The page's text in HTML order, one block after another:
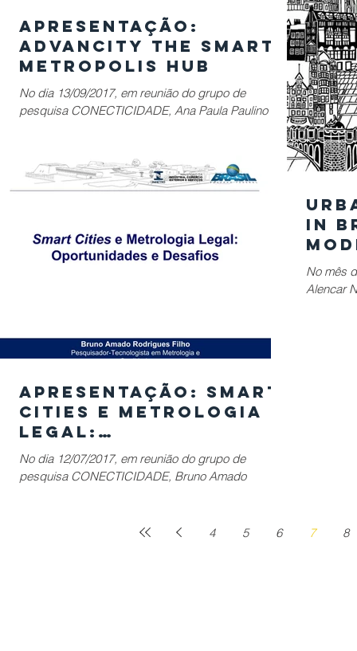
Apresentação:
ADVANCITY THE SMART
METROPOLIS HUB
No dia 13/09/2017, em reunião do grupo de
pesquisa CONECTICIDADE, Ana Paula Paulino da
in
the
No mês
Alencar
Apresentação: SMART
CITIES E METROLOGIA
LEGAL:
OPORTUNIDADES E
DESAFIOS
No dia 12/07/2017, em reunião do grupo de
pesquisa CONECTICIDADE, Bruno Amado
4
5 6 7 8